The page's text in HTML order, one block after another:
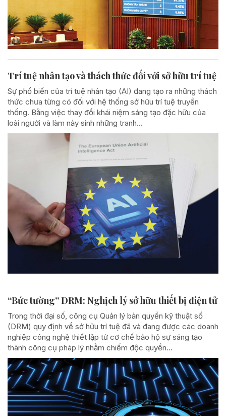
Trí tuệ nhân tạo và thách thức đối với sở hữu trí tuệ
Sự phổ biến của trí tuệ nhân tạo (AI) đang tạo ra những thách
thức chưa từng có đối với hệ thống sở hữu trí tuệ truyền
thống. Bằng việc thay đổi khái niệm sáng tạo đặc hữu của
loài người và làm nảy sinh những tranh...
“Bức tường” DRM: Nghịch lý sở hữu thiết bị điện tử
Trong thời đại số, công cụ Quản lý bản quyền kỹ thuật số
(DRM) quy định về sở hữu trí tuệ đã và đang được các doanh
nghiệp công nghệ thiết lập từ cơ chế bảo hộ sự sáng tạo
thành công cụ pháp lý nhằm chiếm độc quyền...